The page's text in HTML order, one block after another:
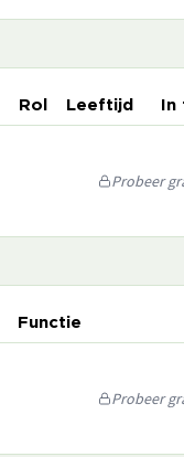
Rol Leeftijd
Probeer
Functie
Probeer